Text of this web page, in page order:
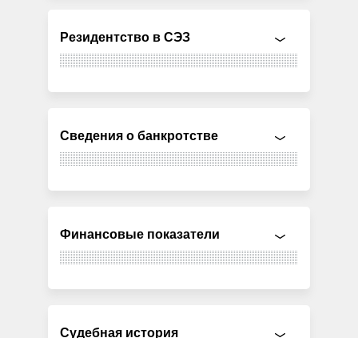
Резидентство в СЭЗ
Сведения о банкротстве
Финансовые показатели
Судебная история